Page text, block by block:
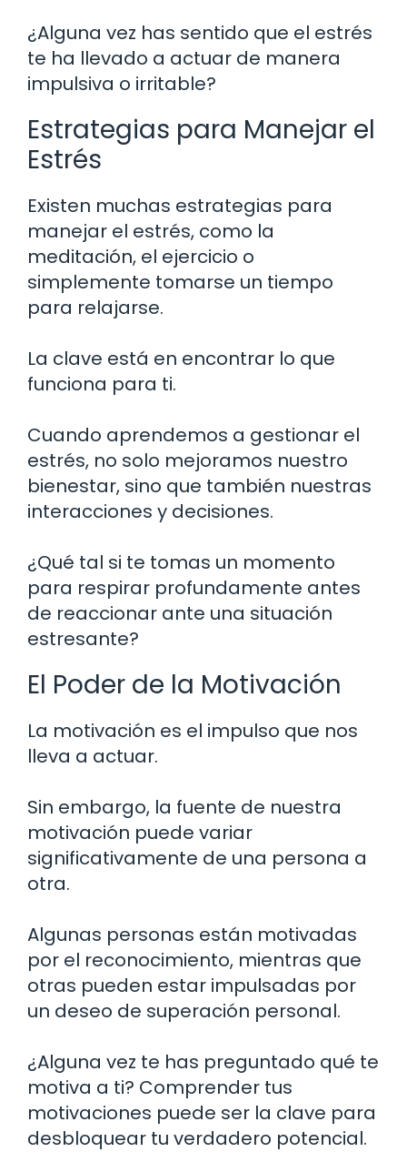
¿Alguna vez has sentido que el estrés
te ha llevado a actuar de manera
impulsiva o irritable?
Estrategias para Manejar el
Estrés
Existen muchas estrategias para
manejar el estrés, como la
meditación, el ejercicio o
simplemente tomarse un tiempo
para relajarse.
La clave está en encontrar lo que
funciona para ti.
Cuando aprendemos a gestionar el
estrés, no solo mejoramos nuestro
bienestar, sino que también nuestras
interacciones y decisiones.
¿Qué tal si te tomas un momento
para respirar profundamente antes
de reaccionar ante una situación
estresante?
El Poder de la Motivación
La motivación es el impulso que nos
lleva a actuar.
Sin embargo, la fuente de nuestra
motivación puede variar
significativamente de una persona a
otra.
Algunas personas están motivadas
por el reconocimiento, mientras que
otras pueden estar impulsadas por
un deseo de superación personal.
¿Alguna vez te has preguntado qué te
motiva a ti? Comprender tus
motivaciones puede ser la clave para
desbloquear tu verdadero potencial.